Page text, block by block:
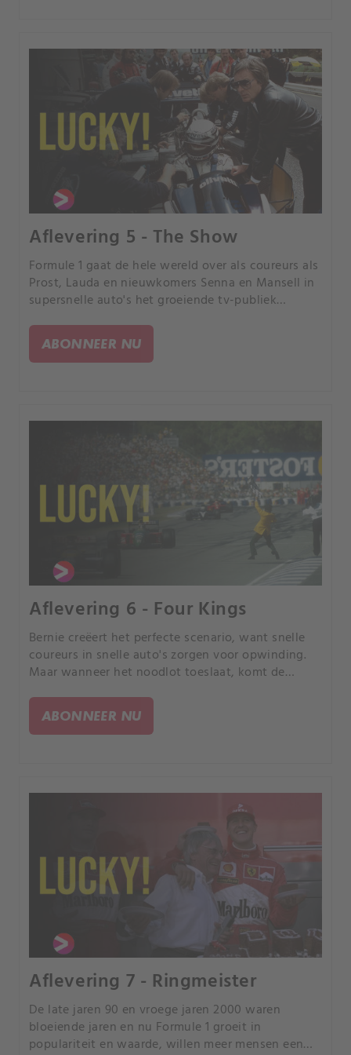
Aflevering 5 - The Show
Formule 1 gaat de hele wereld over als coureurs als
Prost, Lauda en nieuwkomers Senna en Mansell in
supersnelle auto's het groeiende tv-publiek
ABONNEER NU
Aflevering 6 - Four Kings
Bernie creëert het perfecte scenario, want snelle
coureurs in snelle auto's zorgen voor opwinding.
Maar wanneer het noodlot toeslaat, komt de
ABONNEER NU
Aflevering 7 - Ringmeister
De late jaren 90 en vroege jaren 2000 waren
bloeiende jaren en nu Formule 1 groeit in
populariteit en waarde, willen meer mensen een